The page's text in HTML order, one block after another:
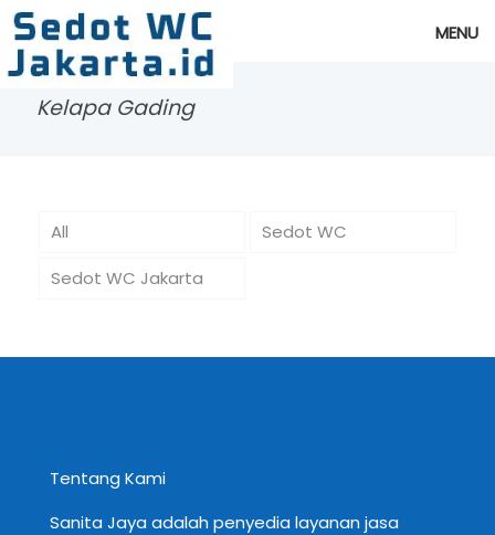
MENU
Kelapa Gading
All
Sedot WC
Sedot WC Jakarta
Tentang Kami
Sanita Jaya adalah penyedia layanan jasa